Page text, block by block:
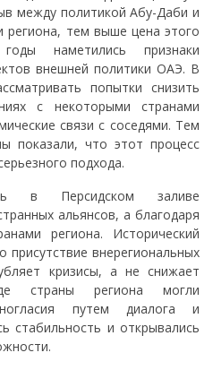
между политикой Абу-Даби и
региона, тем выше цена этого
наметились признаки
внешней политики ОАЭ. В
попытки снизить
с некоторыми странами
связи с соседями. Тем
показали, что этот процесс
подхода.
в Персидском заливе
альянсов, а благодаря
региона. Исторический
внерегиональных
кризисы, а не снижает
страны региона могли
путем диалога и
стабильность и открывались